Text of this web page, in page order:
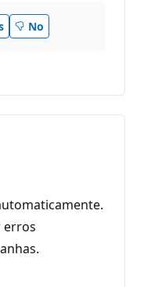
No
erros